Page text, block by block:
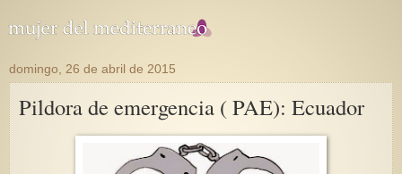
domingo, 26 de abril de 2015
Pildora de emergencia ( PAE): Ecuador